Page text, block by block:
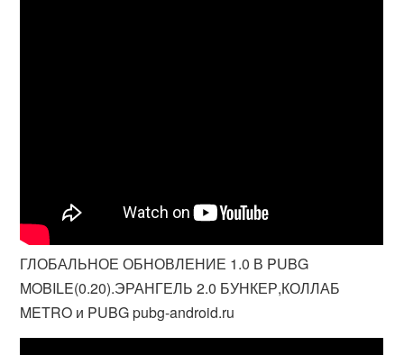
ГЛОБАЛЬНОЕ ОБНОВЛЕНИЕ 1.0 В PUBG
MOBILE(0.20).ЭРАНГЕЛЬ 2.0 БУНКЕР,КОЛЛАБ
METRO и PUBG pubg-android.ru